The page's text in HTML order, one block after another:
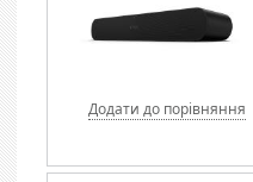
Додати до порівняння